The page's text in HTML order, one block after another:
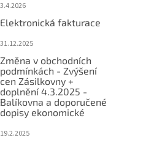
3.4.2026
Elektronická fakturace
31.12.2025
Změna v obchodních
podmínkách - Zvýšení
cen Zásilkovny +
doplnění 4.3.2025 -
Balíkovna a doporučené
dopisy ekonomické
19.2.2025